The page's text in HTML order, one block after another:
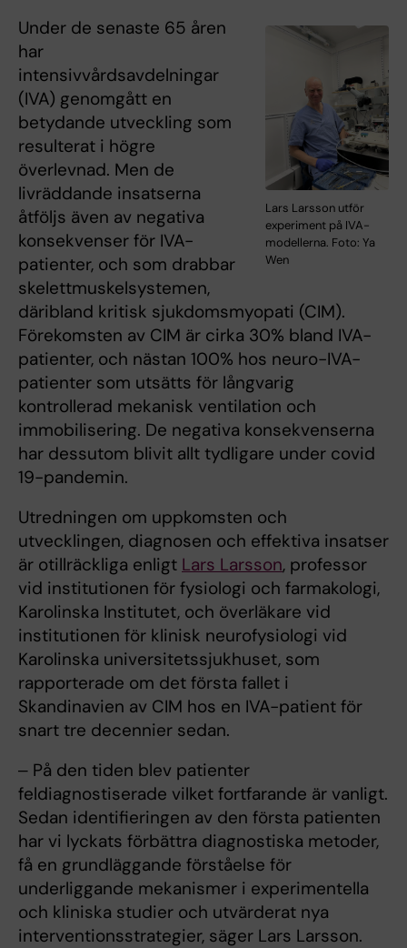
Lars Larsson utför
experiment på IVA-
modellerna. Foto: Ya
Wen
Under de senaste 65 åren
har
intensivvårdsavdelningar
(IVA) genomgått en
betydande utveckling som
resulterat i högre
överlevnad. Men de
livräddande insatserna
åtföljs även av negativa
konsekvenser för IVA-
patienter, och som drabbar
skelettmuskelsystemen,
däribland kritisk sjukdomsmyopati (CIM).
Förekomsten av CIM är cirka 30% bland IVA-
patienter, och nästan 100% hos neuro-IVA-
patienter som utsätts för långvarig
kontrollerad mekanisk ventilation och
immobilisering. De negativa konsekvenserna
har dessutom blivit allt tydligare under covid
19-pandemin.
Utredningen om uppkomsten och
utvecklingen, diagnosen och effektiva insatser
är otillräckliga enligt Lars Larsson, professor
vid institutionen för fysiologi och farmakologi,
Karolinska Institutet, och överläkare vid
institutionen för klinisk neurofysiologi vid
Karolinska universitetssjukhuset, som
rapporterade om det första fallet i
Skandinavien av CIM hos en IVA-patient för
snart tre decennier sedan.
‒ På den tiden blev patienter
feldiagnostiserade vilket fortfarande är vanligt.
Sedan identifieringen av den första patienten
har vi lyckats förbättra diagnostiska metoder,
få en grundläggande förståelse för
underliggande mekanismer i experimentella
och kliniska studier och utvärderat nya
interventionsstrategier, säger Lars Larsson.